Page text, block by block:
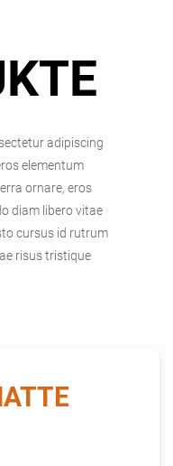
adipiscing
elementum
ornare, eros
diam libero vitae
cursus id rutrum
risus tristique